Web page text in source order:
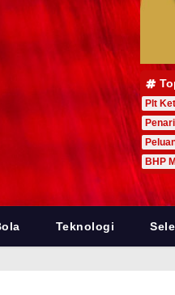
Plt
BHP
Teknologi